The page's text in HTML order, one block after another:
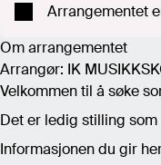
Arrangementet
Om arrangementet
Arrangør: IK
Velkommen til å søke
Det er ledig stilling
Informasjonen du gir